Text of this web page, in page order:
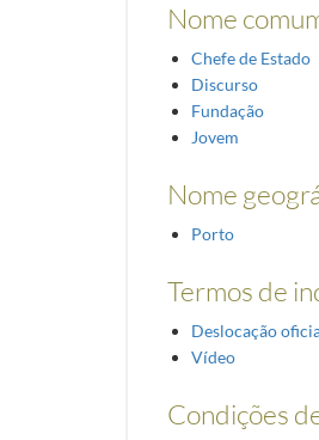
Nome
Chefe de Estado
Discurso
Fundação
Jovem
Nome
Porto
Termos de
Deslocação
Vídeo
Condições